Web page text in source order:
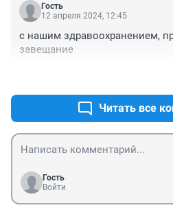
Гость
12 апреля 2024, 12:45
с нашим здравоохранением,
завещание
Читать все
Гость
Войти